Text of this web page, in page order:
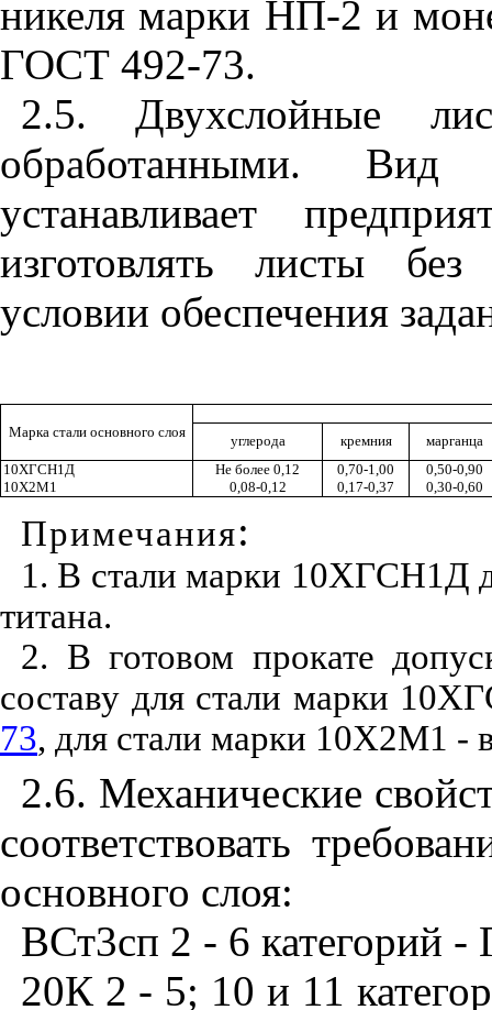
никеля марки НП-2 и
ГОСТ 492-73.
2.5. Двухслойные
обработанными.
устанавливает
изготовлять листы
условии обеспечения
Марка стали основного слоя
углерода кремния
марганца
10ХГСН1Д
Не более 0,12 0,70-1,00
0,50-0,90
10Х2М1
0,08-0,12 0,17-0,37 0,30-0,60
Примечания:
1. В стали марки 10ХГСН1Д
титана.
2. В готовом прокате
составу для стали марки
73, для стали марки 10Х2М1 -
2.6. Механические
соответствовать
основного слоя:
ВСт3сп 2 - 6 категорий
20К 2 - 5; 10 и 11